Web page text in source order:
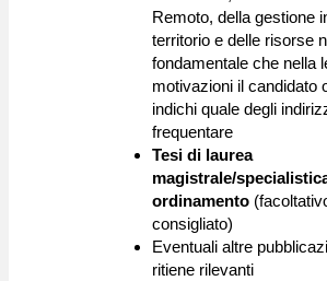
Remoto, della gestione
territorio e delle risorse
fondamentale che nella
motivazioni il candidato
indichi quale degli
frequentare
Tesi di laurea
magistrale/
ordinamento
consigliato)
Eventuali altre
ritiene rilevanti